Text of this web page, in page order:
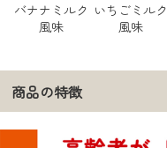
バナナミルク
風味
いちごミルク
風味
商品の特徴